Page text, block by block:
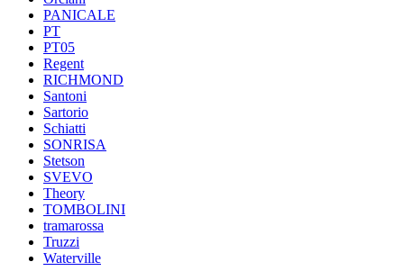
PANICALE
PT
PT05
Regent
RICHMOND
Santoni
Sartorio
Schiatti
SONRISA
Stetson
SVEVO
Theory
TOMBOLINI
tramarossa
Truzzi
Waterville